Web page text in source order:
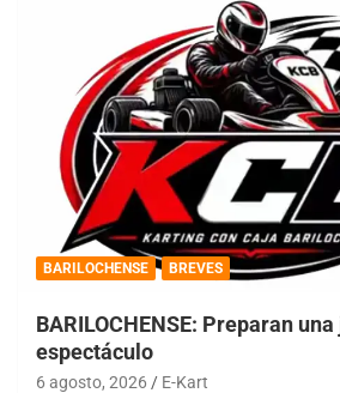
BARILOCHENSE BREVES
BARILOCHENSE: Preparan
espectáculo
6 agosto, 2026 E-Kart